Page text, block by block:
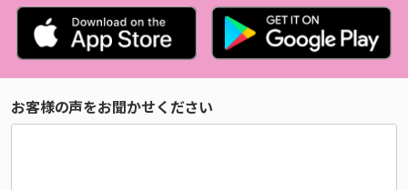
お客様の声をお聞かせください